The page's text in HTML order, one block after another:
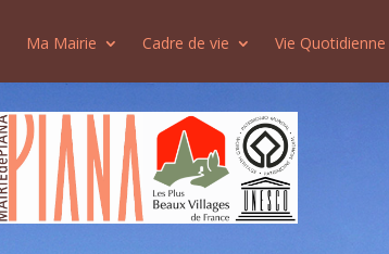
Ma Mairie Cadre de vie Vie Quotidienne